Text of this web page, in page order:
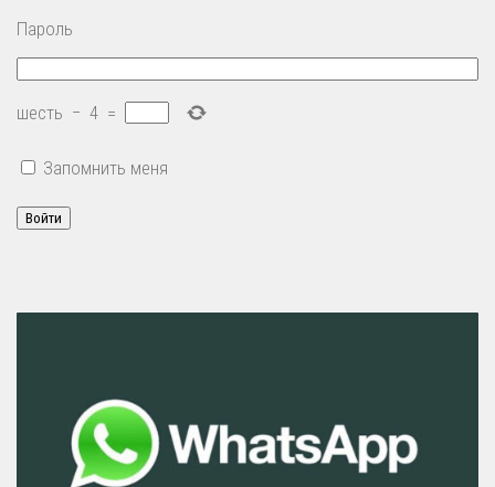
Пароль
шесть − 4 =
Запомнить меня
Войти